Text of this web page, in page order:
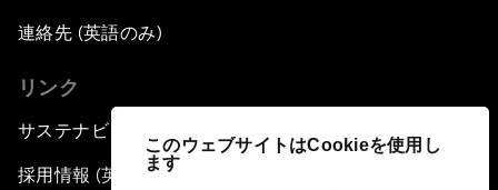
このウェブサイトはCookieを使用し
ます
連絡先 (英語のみ)
リンク
サステナビリティへの取り組み
採用情報 (英語のみ)